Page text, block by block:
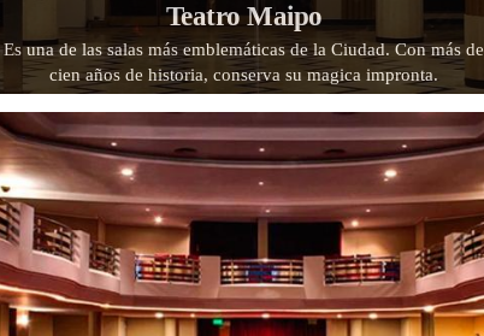
Teatro Maipo
Es una de las salas más emblemáticas de la Ciudad. Con más de
cien años de historia, conserva su magica impronta.